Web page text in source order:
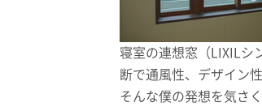
寝室の連想窓（LIXILシ
断で通風性、デザイン
そんな僕の発想を気さ